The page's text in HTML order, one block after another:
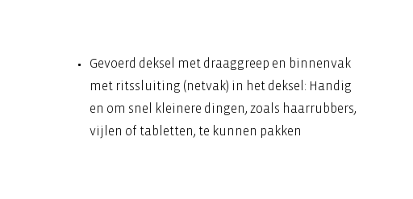
Gevoerd deksel met draaggreep en binnenvak
met ritssluiting (netvak) in het deksel: Handig
en om snel kleinere dingen, zoals haarrubbers,
vijlen of tabletten, te kunnen pakken